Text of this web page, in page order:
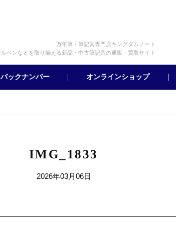
万年筆・筆記具専門店キングダムノート
ペンなどを取り揃える新品・中古筆記具の通販・買取サイト
バックナンバー オンラインショップ
IMG_1833
2026年03月06日